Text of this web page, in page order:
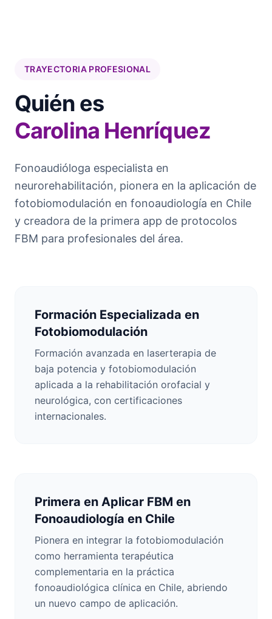
TRAYECTORIA PROFESIONAL
Quién es
Carolina Henríquez
Fonoaudióloga especialista en
neurorehabilitación, pionera en la aplicación de
fotobiomodulación en fonoaudiología en Chile
y creadora de la primera app de protocolos
FBM para profesionales del área.
Formación Especializada en
Fotobiomodulación
Formación avanzada en laserterapia de
baja potencia y fotobiomodulación
aplicada a la rehabilitación orofacial y
neurológica, con certificaciones
internacionales.
Primera en Aplicar FBM en
Fonoaudiología en Chile
Pionera en integrar la fotobiomodulación
como herramienta terapéutica
complementaria en la práctica
fonoaudiológica clínica en Chile, abriendo
un nuevo campo de aplicación.